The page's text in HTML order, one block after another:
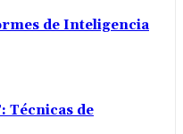
de Inteligencia
Técnicas de